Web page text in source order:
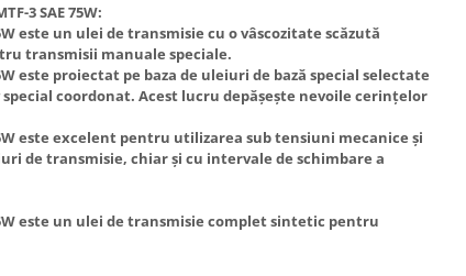
3 SAE 75W:
este un ulei de transmisie cu o vâscozitate scăzută
transmisii manuale speciale.
este proiectat pe baza de uleiuri de bază special selectate
coordonat. Acest lucru depășește nevoile cerințelor
este excelent pentru utilizarea sub tensiuni mecanice și
de transmisie, chiar și cu intervale de schimbare a
este un ulei de transmisie complet sintetic pentru